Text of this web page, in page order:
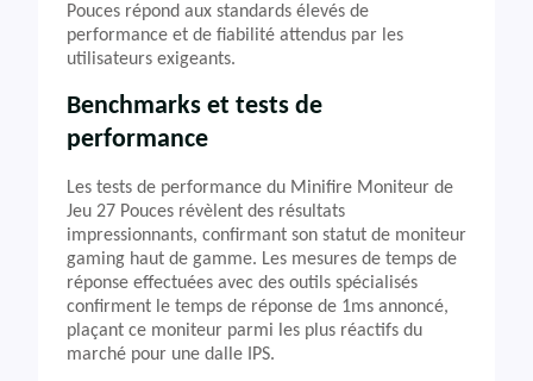
Pouces répond aux standards élevés de
performance et de fiabilité attendus par les
utilisateurs exigeants.
Benchmarks et tests de
performance
Les tests de performance du Minifire Moniteur de
Jeu 27 Pouces révèlent des résultats
impressionnants, confirmant son statut de moniteur
gaming haut de gamme. Les mesures de temps de
réponse effectuées avec des outils spécialisés
confirment le temps de réponse de 1ms annoncé,
plaçant ce moniteur parmi les plus réactifs du
marché pour une dalle IPS.